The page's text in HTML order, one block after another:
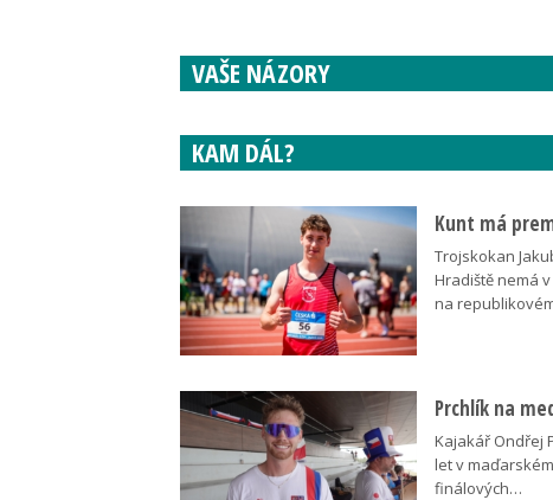
VAŠE NÁZORY
KAM DÁL?
Kunt má
Trojskokan
Hradiště nemá
na
Prchlík na
Kajakář Ondřej
let v
finálových…